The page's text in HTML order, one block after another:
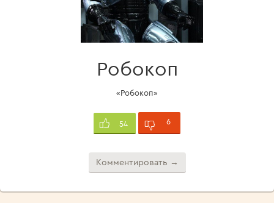
Робокоп
«Робокоп»
54 6
Комментировать →